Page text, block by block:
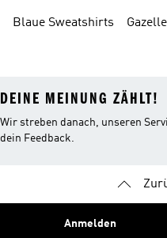
Blaue Sweatshirts
DEINE MEINUNG ZÄHLT!
Wir streben danach, unseren
dein Feedback.
Anmelden